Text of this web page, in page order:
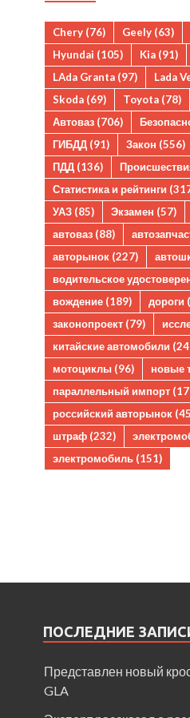
Chery (76) Geely (63)
Hyundai (105) Kia (91)
LAda Granta (97) Lada
Skoda (69) Toyota (78)
Автоваз (706)
ГИБДД (91) Закон (556)
ПДД (136)
Статистика и рейтинги
УАЗ (85) Экзамен (57)
автоваз (88)
авторынок (227)
водительское
вождение (189) дороги
законопроект (79)
китайские автомобили
мотоциклы (96) новые
параллельный импорт
российский авторынок
штраф (232)
электромобиль (151)
ПОСЛЕДНИЕ
Представлен новый
GLA